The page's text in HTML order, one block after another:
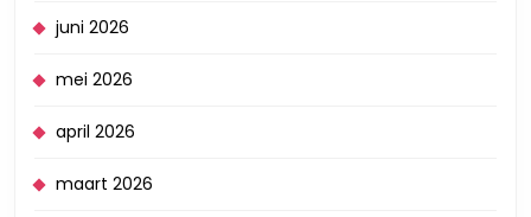
juni 2026
mei 2026
april 2026
maart 2026